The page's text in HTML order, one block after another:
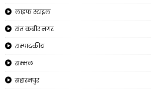
लाइफ स्टाइल
संत कबीर नगर
सम्पादकीय
सम्भल
सहारनपुर